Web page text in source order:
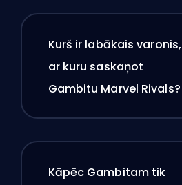
Kurš ir labākais varonis,
ar kuru saskaņot
Gambitu Marvel Rivals?
Kāpēc Gambitam tik